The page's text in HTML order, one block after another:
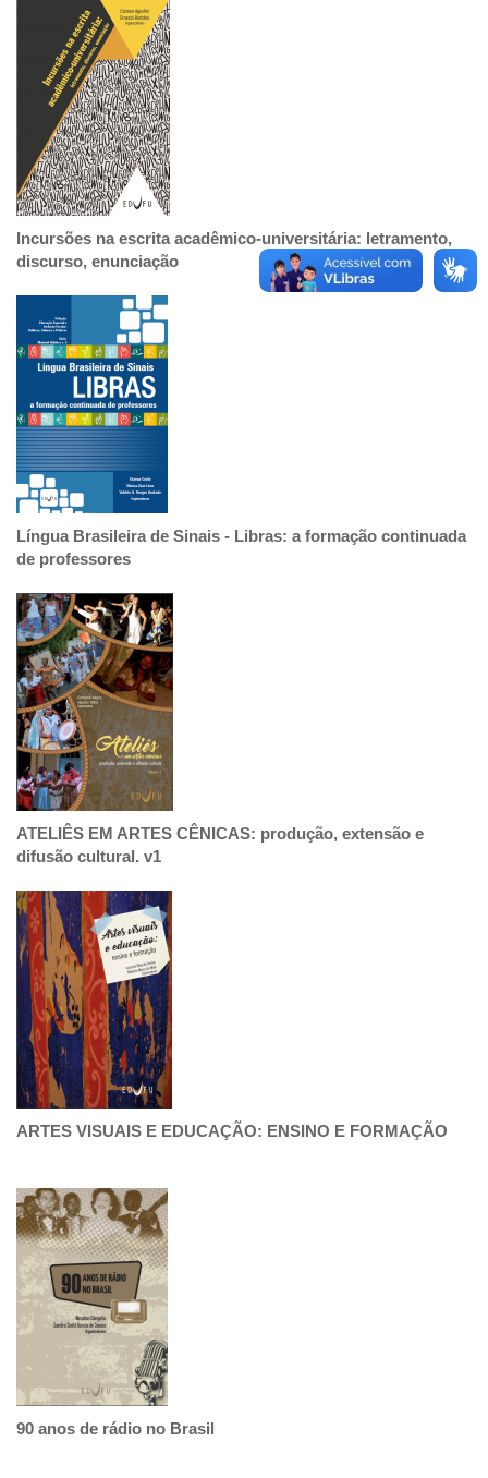
Incursões na escrita acadêmico-universitária: letramento,
discurso, enunciação
Língua Brasileira de Sinais - Libras: a formação continuada
de professores
ATELIÊS EM ARTES CÊNICAS: produção, extensão e
difusão cultural. v1
ARTES VISUAIS E EDUCAÇÃO: ENSINO E FORMAÇÃO
90 anos de rádio no Brasil